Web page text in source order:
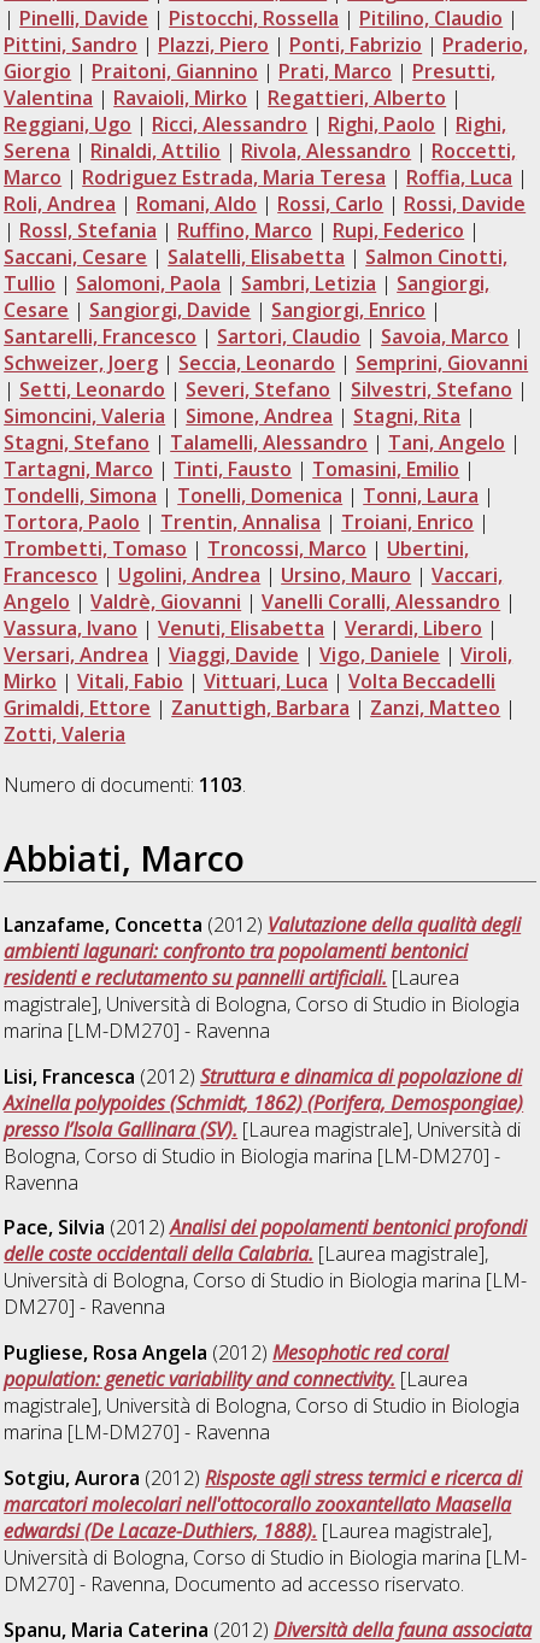
| Pinelli, Davide | Pistocchi, Rossella | Pitilino, Claudio |
Pittini, Sandro | Plazzi, Piero | Ponti, Fabrizio | Praderio,
Giorgio | Praitoni, Giannino | Prati, Marco | Presutti,
Valentina | Ravaioli, Mirko | Regattieri, Alberto |
Reggiani, Ugo | Ricci, Alessandro | Righi, Paolo | Righi,
Serena | Rinaldi, Attilio | Rivola, Alessandro | Roccetti,
Marco | Rodriguez Estrada, Maria Teresa | Roffia, Luca |
Roli, Andrea | Romani, Aldo | Rossi, Carlo | Rossi, Davide
| Rossl, Stefania | Ruffino, Marco | Rupi, Federico |
Saccani, Cesare | Salatelli, Elisabetta | Salmon Cinotti,
Tullio | Salomoni, Paola | Sambri, Letizia | Sangiorgi,
Cesare | Sangiorgi, Davide | Sangiorgi, Enrico |
Santarelli, Francesco | Sartori, Claudio | Savoia, Marco |
Schweizer, Joerg | Seccia, Leonardo | Semprini, Giovanni
| Setti, Leonardo | Severi, Stefano | Silvestri, Stefano |
Simoncini, Valeria | Simone, Andrea | Stagni, Rita |
Stagni, Stefano | Talamelli, Alessandro | Tani, Angelo |
Tartagni, Marco | Tinti, Fausto | Tomasini, Emilio |
Tondelli, Simona | Tonelli, Domenica | Tonni, Laura |
Tortora, Paolo | Trentin, Annalisa | Troiani, Enrico |
Trombetti, Tomaso | Troncossi, Marco | Ubertini,
Francesco | Ugolini, Andrea | Ursino, Mauro |Vaccari,
Angelo |Valdrè, Giovanni |Vanelli Coralli, Alessandro |
Vassura, Ivano |Venuti, Elisabetta |Verardi, Libero |
Versari, Andrea |Viaggi, Davide |Vigo, Daniele |Viroli,
Mirko |Vitali, Fabio |Vittuari, Luca |Volta Beccadelli
Grimaldi, Ettore | Zanuttigh, Barbara | Zanzi, Matteo |
Zotti, Valeria
Numero di documenti: 1103.
Abbiati, Marco
Lanzafame, Concetta (2012) Valutazione della qualità degli
ambienti lagunari: confronto tra popolamenti bentonici
residenti e reclutamento su pannelli artificiali. [Laurea
magistrale], Università di Bologna, Corso di Studio in Biologia
marina [LM-DM270] - Ravenna
Lisi, Francesca (2012)Struttura e dinamica di popolazione di
Axinella polypoides (Schmidt, 1862) (Porifera, Demospongiae)
presso l’Isola Gallinara (SV). [Laurea magistrale], Università di
Bologna, Corso di Studio in Biologia marina [LM-DM270] -
Ravenna
Pace, Silvia (2012)Analisi dei popolamenti bentonici profondi
delle coste occidentali della Calabria. [Laurea magistrale],
Università di Bologna, Corso di Studio in Biologia marina [LM-
DM270] - Ravenna
Pugliese, Rosa Angela (2012)Mesophotic red coral
population: genetic variability and connectivity. [Laurea
magistrale], Università di Bologna, Corso di Studio in Biologia
marina [LM-DM270] - Ravenna
Sotgiu, Aurora (2012)Risposte agli stress termici e ricerca di
marcatori molecolari nell'ottocorallo zooxantellato Maasella
edwardsi (De Lacaze-Duthiers, 1888). [Laurea magistrale],
Università di Bologna, Corso di Studio in Biologia marina [LM-
DM270] - Ravenna, Documento ad accesso riservato.
Spanu, Maria Caterina (2012)Diversità della fauna associata